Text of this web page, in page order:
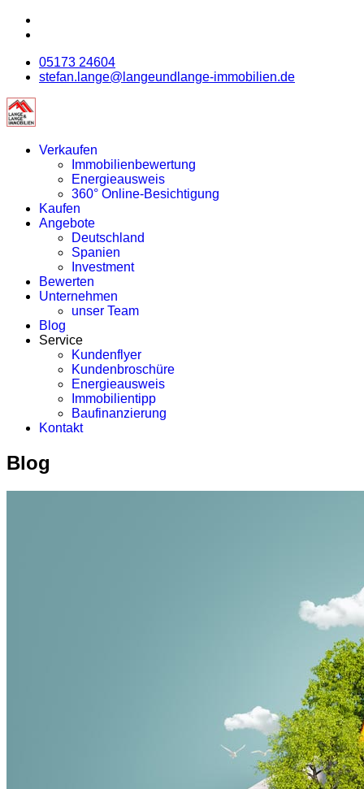
05173 24604
stefan.lange@langeundlange-immobilien.de
Verkaufen
Immobilienbewertung
Energieausweis
360° Online-Besichtigung
Kaufen
Angebote
Deutschland
Spanien
Investment
Bewerten
Unternehmen
unser Team
Blog
Service
Kundenflyer
Kundenbroschüre
Energieausweis
Immobilientipp
Baufinanzierung
Kontakt
Blog